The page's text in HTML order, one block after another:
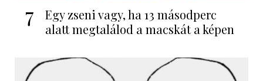
7
Egy zseni vagy, ha 13 másodperc
alatt megtalálod a macskát a képen